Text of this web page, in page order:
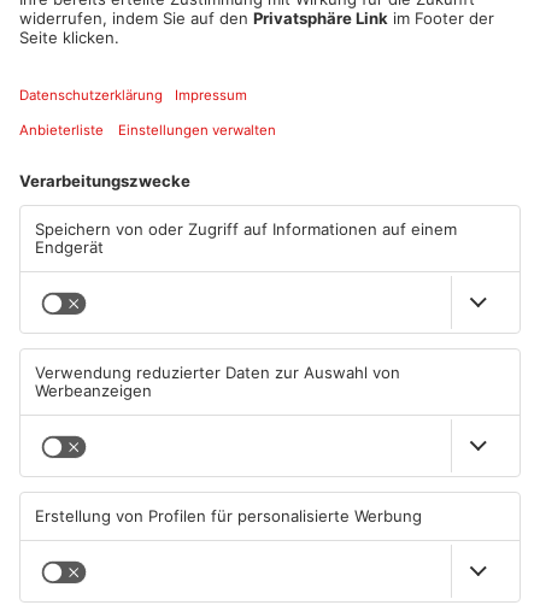
Adventsmarkt stattfindet.
ANZEIGE
Mehr aus
Primaveraland
TOPNEWS TOPNEWS